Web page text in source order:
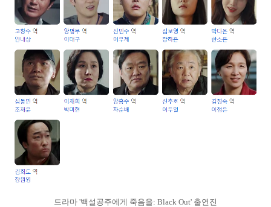
드라마 '백설공주에게 죽음을: Black Out' 출연진